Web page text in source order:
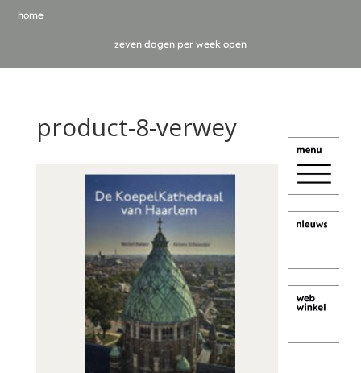
home
zeven dagen per week open
product-8-verwey